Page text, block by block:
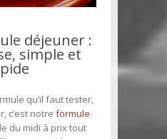
déjeuner :
simple et
qu’il faut tester,
c’est notre formule
du midi à prix tout